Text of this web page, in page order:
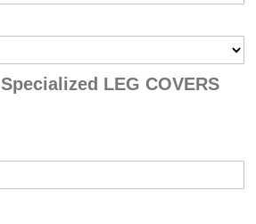
Specialized LEG COVERS